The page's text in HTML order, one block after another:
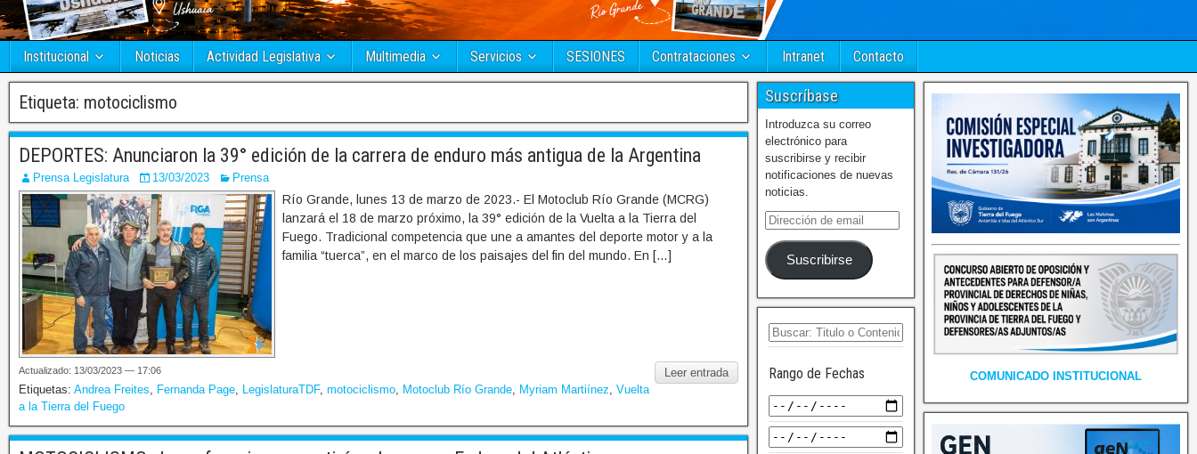
Institucional Noticias Actividad Legislativa Multimedia Servicios SESIONES Contrataciones Intranet Contacto
Etiqueta: motociclismo
DEPORTES: Anunciaron la 39° edición de la carrera de enduro más antigua de la Argentina
Prensa Legislatura 13/03/2023 Prensa
Río Grande, lunes 13 de marzo de 2023.- El Motoclub Río Grande (MCRG)
lanzará el 18 de marzo próximo, la 39° edición de la Vuelta a la Tierra del
Fuego. Tradicional competencia que une a amantes del deporte motor y a la
familia “tuerca”, en el marco de los paisajes del fin del mundo. En […]
Leer entrada
Actualizado: 13/03/2023 — 17:06
Etiquetas: Andrea Freites, Fernanda Page, LegislaturaTDF, motociclismo, Motoclub Río Grande, Myriam Martiínez, Vuelta
a la Tierra del Fuego
Suscríbase
Introduzca su correo
electrónico para
suscribirse y recibir
notificaciones de nuevas
noticias.
Suscribirse
Rango de Fechas COMUNICADO INSTITUCIONAL